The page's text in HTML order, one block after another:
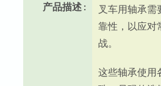
产品描述 :
叉车用轴承需
靠性，以应对
战。
这些轴承使用